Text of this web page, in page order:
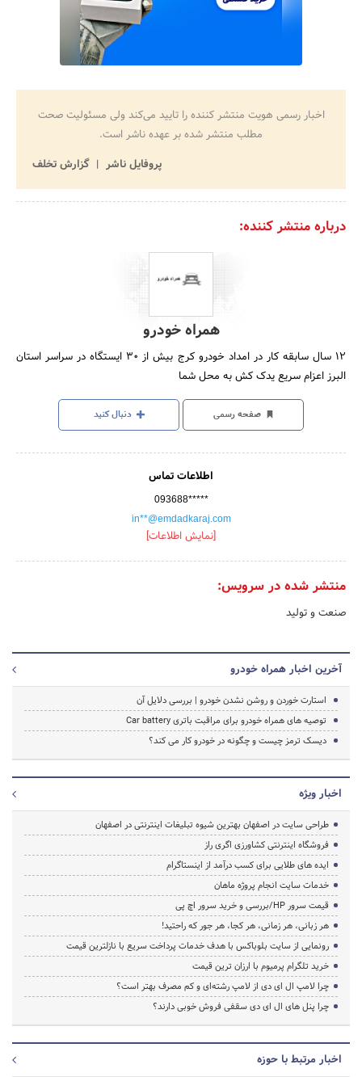
اخبار رسمی هویت منتشر کننده را تایید می‌کند ولی مسئولیت صحت
مطلب منتشر شده بر عهده ناشر است.
پروفایل ناشر
گزارش تخلف
درباره منتشر کننده:
همراه خودرو
12 سال سابقه کار در امداد خودرو کرج بیش از 30 ایستگاه در سراسر استان
البرز اعزام سریع یدک کش به محل شما
صفحه رسمی دنبال کنید
اطلاعات تماس
093688*****
in**@emdadkaraj.com
[نمایش اطلاعات]
منتشر شده در سرویس:
صنعت و تولید
آخرین اخبار همراه خودرو
استارت خوردن و روشن نشدن خودرو | بررسی دلایل آن
توصیه های همراه خودرو برای مراقبت باتری Car battery
دیسک ترمز چیست و چگونه در خودرو کار می کند؟
اخبار ویژه
طراحی سایت در اصفهان بهترین شیوه تبلیغات اینترنتی در اصفهان
فروشگاه اینترنتی کشاورزی اگری راز
ایده های طلایی برای کسب درآمد از اینستاگرام
خدمات سایت انجام پروژه ماهان
قیمت سرور HP/بررسی و خرید سرور اچ پی
هر زبانی، هر زمانی، هر کجا، هر جور که راحتید!
رونمایی از سایت بلوباکس با هدف خدمات پرداخت سریع با نازلترین قیمت
خرید تلگرام پرمیوم با ارزان ترین قیمت
چرا لامپ ال ای دی از لامپ رشته‌ای و کم مصرف بهتر است؟
چرا پنل های ال ای دی سقفی فروش خوبی دارند؟
اخبار مرتبط با حوزه